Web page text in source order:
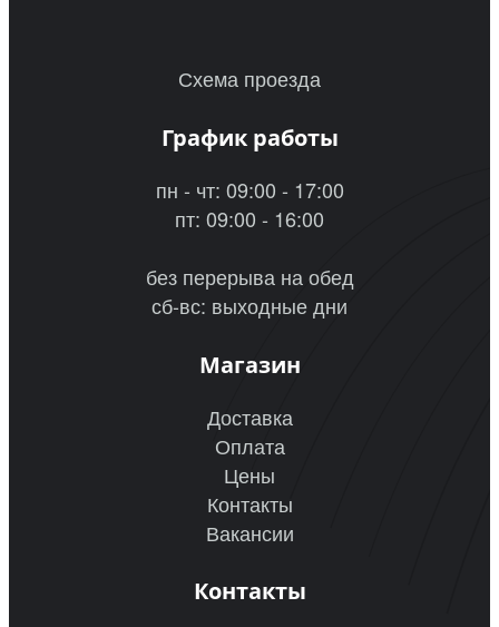
Схема проезда
График работы
пн - чт: 09:00 - 17:00
пт: 09:00 - 16:00
без перерыва на обед
сб-вс: выходные дни
Магазин
Доставка
Оплата
Цены
Контакты
Вакансии
Контакты